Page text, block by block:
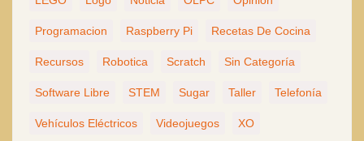
Programacion Raspberry Pi Recetas De Cocina
Recursos Robotica Scratch Sin Categoría
Software Libre STEM Sugar Taller Telefonía
Vehículos Eléctricos Videojuegos XO